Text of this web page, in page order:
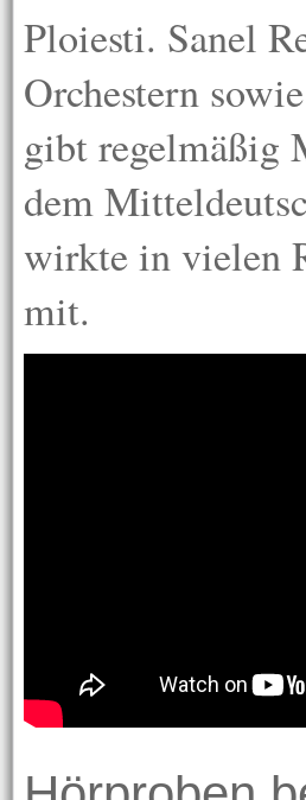
Ploiesti. Sanel
Orchestern
gibt regelmäßig
dem
wirkte in vielen
mit.